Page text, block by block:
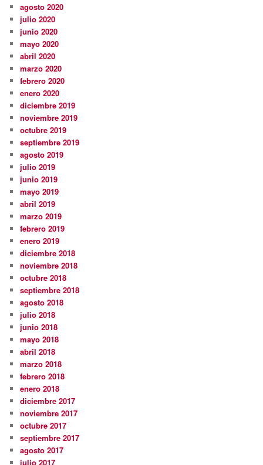
agosto 2020
julio 2020
junio 2020
mayo 2020
abril 2020
marzo 2020
febrero 2020
enero 2020
diciembre 2019
noviembre 2019
octubre 2019
septiembre 2019
agosto 2019
julio 2019
junio 2019
mayo 2019
abril 2019
marzo 2019
febrero 2019
enero 2019
diciembre 2018
noviembre 2018
octubre 2018
septiembre 2018
agosto 2018
julio 2018
junio 2018
mayo 2018
abril 2018
marzo 2018
febrero 2018
enero 2018
diciembre 2017
noviembre 2017
octubre 2017
septiembre 2017
agosto 2017
julio 2017